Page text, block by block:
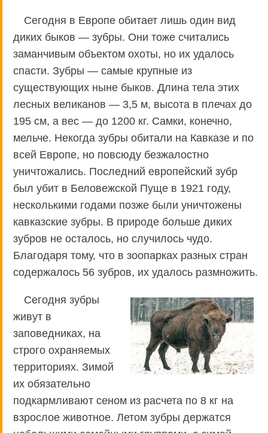
Сегодня в Европе обитает лишь один вид
диких быков — зубры. Они тоже считались
заманчивым объектом охоты, но их удалось
спасти. Зубры — самые крупные из
существующих ныне быков. Длина тела этих
лесных великанов — 3,5 м, высота в плечах до
195 см, а вес — до 1200 кг. Самки, конечно,
мельче. Некогда зубры обитали на Кавказе и по
всей Европе, но повсюду безжалостно
уничтожались. Последний европейский зубр
был убит в Беловежской Пуще в 1921 году,
несколькими годами позже были уничтожены
кавказские зубры. В природе больше диких
зубров не осталось, но случилось чудо.
Благодаря тому, что в зоопарках разных стран
содержалось 56 зубров, их удалось размножить.
Сегодня зубры
живут в
заповедниках, на
строго охраняемых
территориях. Зимой
их обязательно
подкармливают сеном из расчета по 8 кг на
взрослое животное. Летом зубры держатся